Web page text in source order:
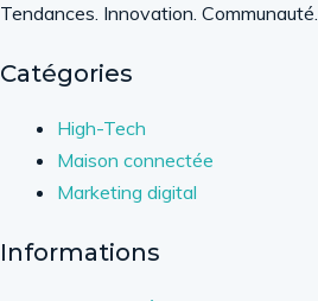
Tendances. Innovation. Communauté.
Catégories
High-Tech
Maison connectée
Marketing digital
Informations